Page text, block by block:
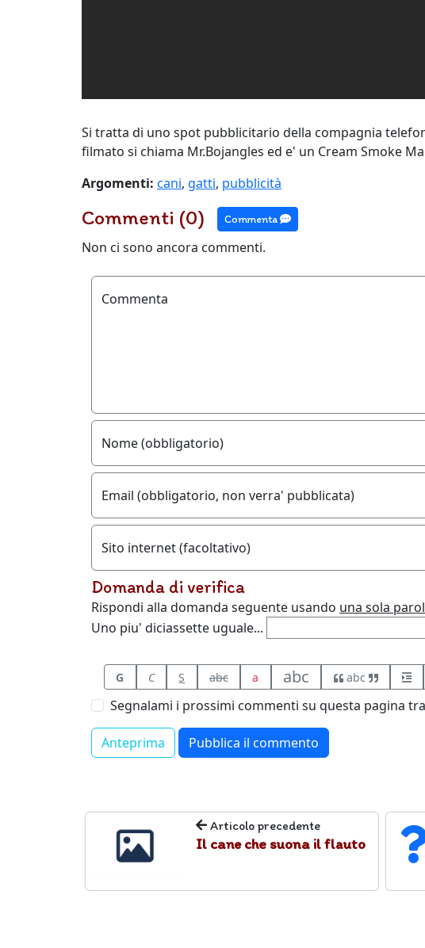
Si tratta di uno spot pubblicitario della compagnia
filmato si chiama Mr.Bojangles ed e' un Cream Smoke
Argomenti: cani, gatti, pubblicità
Commenti (0) Commenta
Non ci sono ancora commenti.
Commenta
Nome (obbligatorio)
Email (obbligatorio, non verra' pubblicata)
Sito internet (facoltativo)
Domanda di verifica
Rispondi alla domanda seguente usando una sola
Uno piu' diciassette uguale...
G C S abc a abc abc
Segnalami i prossimi commenti su questa pagina
Articolo precedente
Il cane che suona il flauto